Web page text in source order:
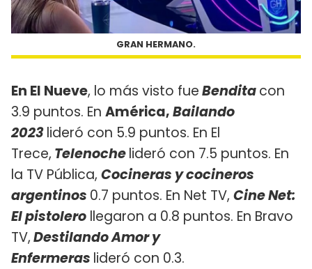
GRAN HERMANO.
En El Nueve, lo más visto fueBenditacon
3.9 puntos. En América,Bailando
2023lideró con 5.9 puntos. En El
Trece, Telenochelideró con 7.5 puntos. En
la TV Pública, Cocineras y cocineros
argentinos 0.7 puntos. En Net TV, Cine Net:
El pistolero llegaron a 0.8 puntos. En Bravo
TV,Destilando Amor y
Enfermeras lideró con 0.3.